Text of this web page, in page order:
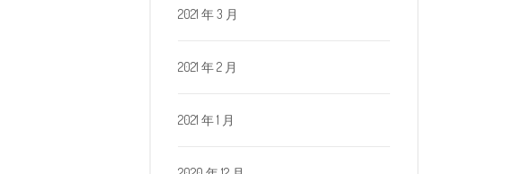
2021 年 3 月
2021 年 2 月
2021 年 1 月